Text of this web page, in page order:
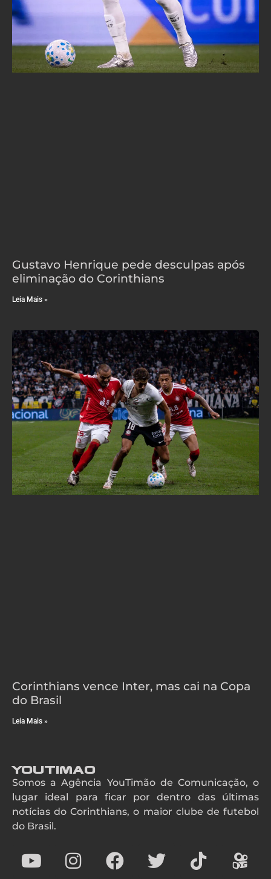
Gustavo Henrique pede desculpas após
eliminação do Corinthians
Leia Mais »
Corinthians vence Inter, mas cai na Copa
do Brasil
Leia Mais »
YouTimao
Somos a Agência YouTimão de Comunicação, o
lugar ideal para ficar por dentro das últimas
notícias do Corinthians, o maior clube de futebol
do Brasil.